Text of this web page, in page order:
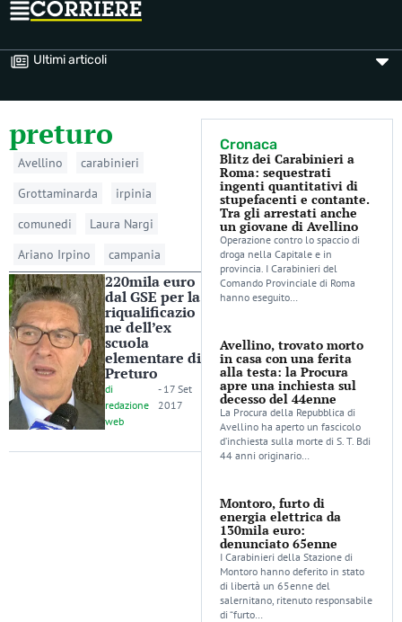
Ultimi articoli
preturo
Avellino
carabinieri
Grottaminarda
irpinia
comunedi
Laura Nargi
Ariano Irpino
campania
220mila euro
dal GSE per la
riqualificazio
ne dell’ex
scuola
elementare di
Preturo
di
redazione
web
- 17 Set
2017
Cronaca
Blitz dei Carabinieri a
Roma: sequestrati
ingenti quantitativi di
stupefacenti e contante.
Tra gli arrestati anche
un giovane di Avellino
Operazione contro lo spaccio di
droga nella Capitale e in
provincia. I Carabinieri del
Comando Provinciale di Roma
hanno eseguito…
Avellino, trovato morto
in casa con una ferita
alla testa: la Procura
apre una inchiesta sul
decesso del 44enne
La Procura della Repubblica di
Avellino ha aperto un fascicolo
d’inchiesta sulla morte di S. T. Bdi
44 anni originario…
Montoro, furto di
energia elettrica da
130mila euro:
denunciato 65enne
I Carabinieri della Stazione di
Montoro hanno deferito in stato
di libertà un 65enne del
salernitano, ritenuto responsabile
di “furto…